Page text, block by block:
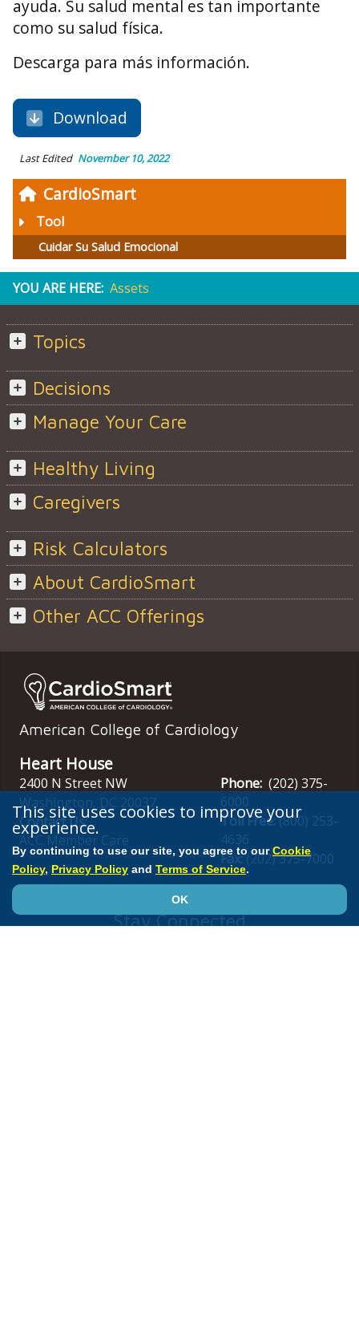
CardioSmart
Tool
Cuidar Su Salud Emocional
ayuda. Su salud mental es tan importante
como su salud física.
Descarga para más información.
Download
Last Edited November 10, 2022
YOU ARE HERE: Assets
Topics
Decisions
Manage Your Care
Healthy Living
Caregivers
Risk Calculators
About CardioSmart
Other ACC Offerings
American College of Cardiology
Heart House
2400 N Street NW
Washington
20037
Contact Us:
ACC Member Care
Phone: (202) 375-
Toll Free:(800) 253-
Fax:(202) 375-7000
Stay Connected
This site uses cookies to improve your
experience.
By continuing to use our site, you agree to ourCookie
Policy, Privacy Policy and Terms of Service.
OK